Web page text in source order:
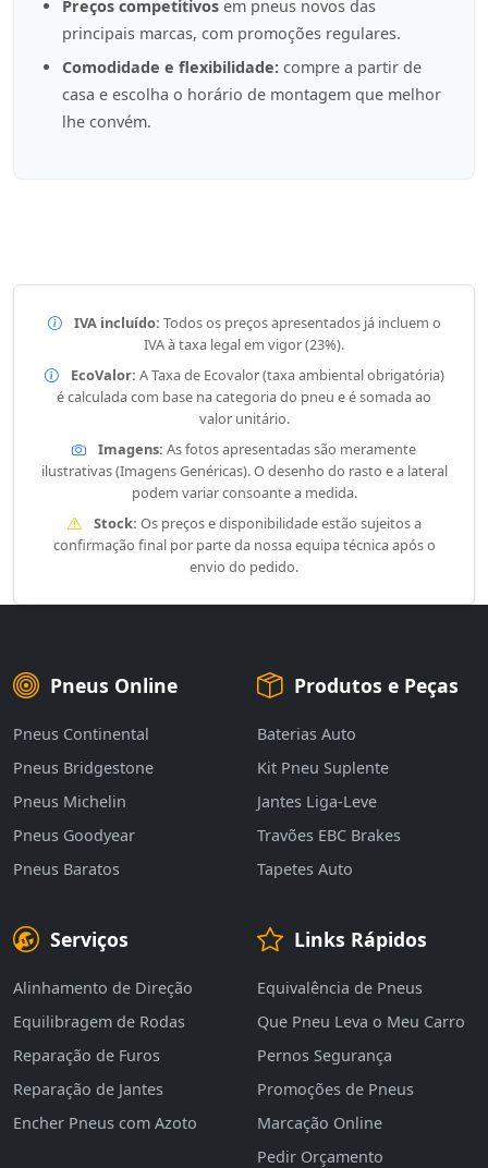
Preços competitivos em pneus novos das
principais marcas, com promoções regulares.
Comodidade e flexibilidade: compre a partir de
casa e escolha o horário de montagem que melhor
lhe convém.
IVA incluído: Todos os preços apresentados já incluem o
IVA à taxa legal em vigor (23%).
EcoValor: A Taxa de Ecovalor (taxa ambiental obrigatória)
é calculada com base na categoria do pneu e é somada ao
valor unitário.
Imagens: As fotos apresentadas são meramente
ilustrativas (Imagens Genéricas). O desenho do rasto e a lateral
podem variar consoante a medida.
Stock: Os preços e disponibilidade estão sujeitos a
confirmação final por parte da nossa equipa técnica após o
envio do pedido.
Pneus Online
Pneus Continental
Pneus Bridgestone
Pneus Michelin
Pneus Goodyear
Pneus Baratos
Produtos e Peças
Baterias Auto
Kit Pneu Suplente
Jantes Liga-Leve
Travões EBC Brakes
Tapetes Auto
Serviços
Alinhamento de Direção
Equilibragem de Rodas
Reparação de Furos
Reparação de Jantes
Encher Pneus com Azoto
Links Rápidos
Equivalência de Pneus
Que Pneu Leva o Meu Carro
Pernos Segurança
Promoções de Pneus
Marcação Online
Pedir Orçamento